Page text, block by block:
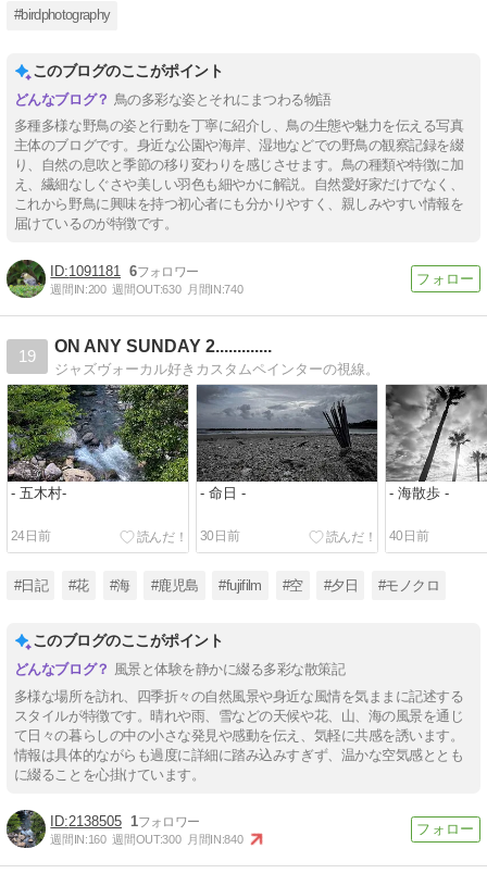
#birdphotography
このブログのここがポイント
鳥の多彩な姿とそれにまつわる物語
多種多様な野鳥の姿と行動を丁寧に紹介し、鳥の生態や魅力を伝える写真
主体のブログです。身近な公園や海岸、湿地などでの野鳥の観察記録を綴
り、自然の息吹と季節の移り変わりを感じさせます。鳥の種類や特徴に加
え、繊細なしぐさや美しい羽色も細やかに解説。自然愛好家だけでなく、
これから野鳥に興味を持つ初心者にも分かりやすく、親しみやすい情報を
届けているのが特徴です。
1091181 6
週間IN:200 週間OUT:630 月間IN:740
19
ON ANY SUNDAY 2.............
ジャズヴォーカル好きカスタムペインターの視線。
- 五木村-
24日前
- 命日 -
30日前
- 海散歩 -
40日前
#日記 #花 #海 #鹿児島 #fujifilm #空 #夕日 #モノクロ
このブログのここがポイント
風景と体験を静かに綴る多彩な散策記
多様な場所を訪れ、四季折々の自然風景や身近な風情を気ままに記述する
スタイルが特徴です。晴れや雨、雪などの天候や花、山、海の風景を通じ
て日々の暮らしの中の小さな発見や感動を伝え、気軽に共感を誘います。
情報は具体的ながらも過度に詳細に踏み込みすぎず、温かな空気感ととも
に綴ることを心掛けています。
2138505 1
週間IN:160 週間OUT:300 月間IN:840